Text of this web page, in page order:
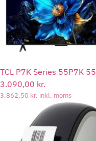
TCL P7K Series 55P7K
3.090,00 kr.
3.862,50 kr. inkl. moms